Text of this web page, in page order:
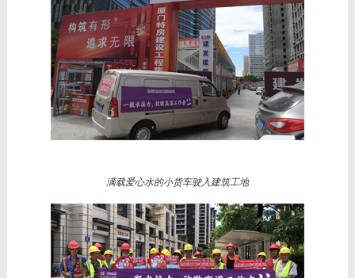
满载爱心水的小货车驶入建筑工地